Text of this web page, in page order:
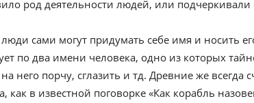
род деятельности людей, или
сами могут придумать себе имя и носить
по два имени человека, одно из которых
него порчу, сглазить и тд. Древние же
как в известной поговорке «Как корабль